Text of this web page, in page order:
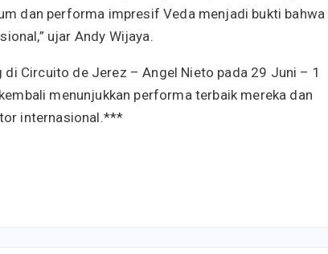
dan performa impresif Veda menjadi bukti bahwa
ujar Andy Wijaya.
Circuito de Jerez – Angel Nieto pada 29 Juni – 1
menunjukkan performa terbaik mereka dan
internasional.***